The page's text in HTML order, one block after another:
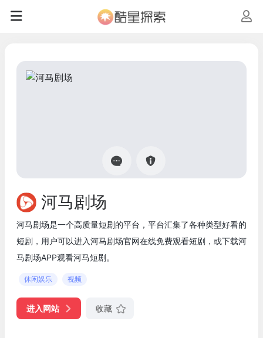
河马剧场
河马剧场是一个高质量短剧的平台，平台汇集了各种类型好看的
短剧，用户可以进入河马剧场官网在线免费观看短剧，或下载河
马剧场APP观看河马短剧。
休闲娱乐 视频
进入网站 收藏